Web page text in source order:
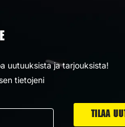
uutuuksista ja tarjouksista!
tietojeni